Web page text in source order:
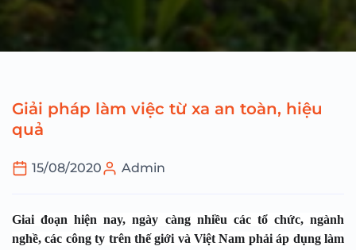
Giải pháp làm việc từ xa an toàn, hiệu
quả
15/08/2020 Admin
Giai đoạn hiện nay, ngày càng nhiều cáctổ chức, ngành
nghề, các công ty trên thế giới và Việt Nam phải áp dụng làm